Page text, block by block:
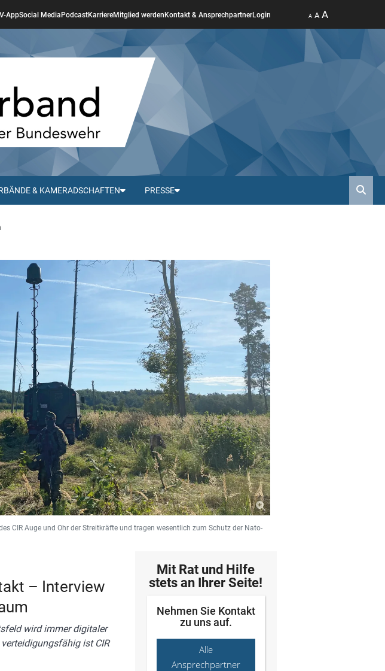
AppSocial Media PodcastKarriereMitglied werden Kontakt & AnsprechpartnerLogin A A A
& KAMERADSCHAFTEN PRESSE
CIR Auge und Ohr der Streitkräfte und tragen wesentlich zum Schutz der Nato-
– Interview
wird immer digitaler
ist CIR
Mit Rat und Hilfe
stets an Ihrer Seite!
Nehmen Sie Kontakt
zu uns auf.
Alle
Ansprechpartner